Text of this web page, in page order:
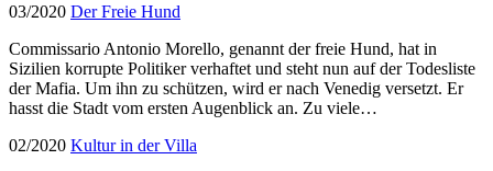
03/2020 Der Freie Hund
Commissario Antonio Morello, genannt der freie Hund, hat in
Sizilien korrupte Politiker verhaftet und steht nun auf der Todesliste
der Mafia. Um ihn zu schützen, wird er nach Venedig versetzt. Er
hasst die Stadt vom ersten Augenblick an. Zu viele…
02/2020 Kultur in der Villa